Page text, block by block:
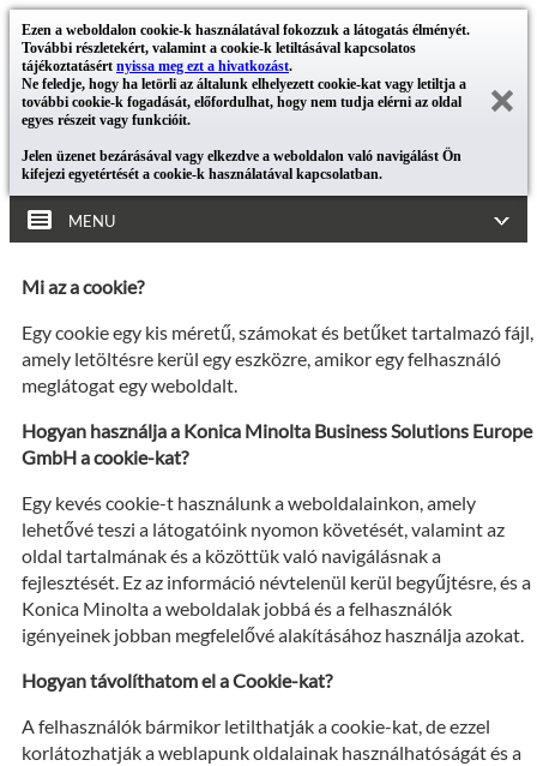
Ezen a weboldalon cookie-k használatával fokozzuk a látogatás élményét.
További részletekért, valamint a cookie-k letiltásával kapcsolatos
tájékoztatásért nyissa meg ezt a hivatkozást.
Ne feledje, hogy ha letörli az általunk elhelyezett cookie-kat vagy letiltja a
további cookie-k fogadását, előfordulhat, hogy nem tudja elérni az oldal
egyes részeit vagy funkcióit.
Jelen üzenet bezárásával vagy elkezdve a weboldalon való navigálást Ön
kifejezi egyetértését a cookie-k használatával kapcsolatban.
MENU
Mi az a cookie?
Egy cookie egy kis méretű, számokat és betűket tartalmazó fájl,
amely letöltésre kerül egy eszközre, amikor egy felhasználó
meglátogat egy weboldalt.
Hogyan használja a Konica Minolta Business Solutions Europe
GmbH a cookie-kat?
Egy kevés cookie-t használunk a weboldalainkon, amely
lehetővé teszi a látogatóink nyomon követését, valamint az
oldal tartalmának és a közöttük való navigálásnak a
fejlesztését. Ez az információ névtelenül kerül begyűjtésre, és a
Konica Minolta a weboldalak jobbá és a felhasználók
igényeinek jobban megfelelővé alakításához használja azokat.
Hogyan távolíthatom el a Cookie-kat?
A felhasználók bármikor letilthatják a cookie-kat, de ezzel
korlátozhatják a weblapunk oldalainak használhatóságát és a